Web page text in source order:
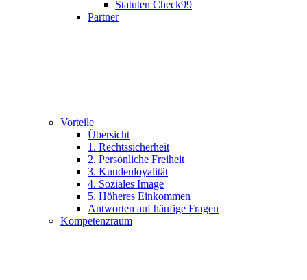
Statuten Check99
Partner
Vorteile
Übersicht
1. Rechtssicherheit
2. Persönliche Freiheit
3. Kundenloyalität
4. Soziales Image
5. Höheres Einkommen
Antworten auf häufige Fragen
Kompetenzraum